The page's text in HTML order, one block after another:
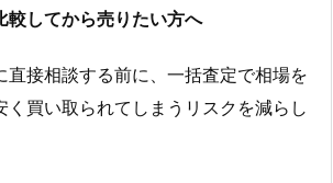
較してから売りたい方へ
直接相談する前に、一括査定で相場を
く買い取られてしまうリスクを減らし